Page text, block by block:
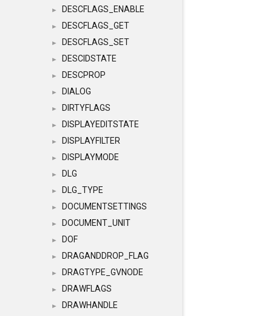
► DESCFLAGS_ENABLE
► DESCFLAGS_GET
► DESCFLAGS_SET
► DESCIDSTATE
► DESCPROP
► DIALOG
► DIRTYFLAGS
► DISPLAYEDITSTATE
► DISPLAYFILTER
► DISPLAYMODE
► DLG
► DLG_TYPE
► DOCUMENTSETTINGS
► DOCUMENT_UNIT
► DOF
► DRAGANDDROP_FLAG
► DRAGTYPE_GVNODE
► DRAWFLAGS
► DRAWHANDLE